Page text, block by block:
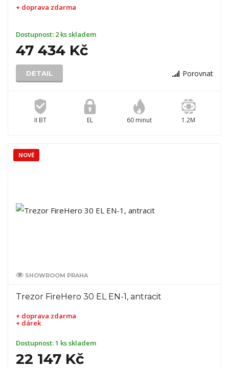
+ doprava zdarma
Dostupnost: 2 ks skladem
47 434 Kč
DETAIL Porovnat
II BT EL 60 minut 1.2M
SHOWROOM PRAHA
Trezor FireHero 30 EL EN-1, antracit
+ doprava zdarma
+ dárek
Dostupnost:1 ks skladem
22 147 Kč
NOVÉ